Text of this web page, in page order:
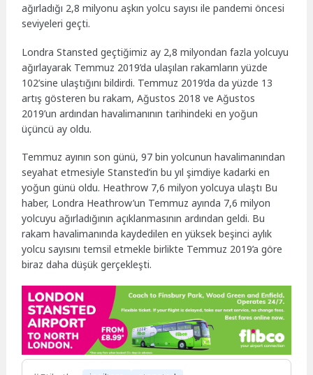
ağırladığı 2,8 milyonu aşkın yolcu sayısı ile pandemi öncesi
seviyeleri geçti.
Londra Stansted geçtiğimiz ay 2,8 milyondan fazla yolcuyu
ağırlayarak Temmuz 2019’da ulaşılan rakamların yüzde
102’sine ulaştığını bildirdi. Temmuz 2019’da da yüzde 13
artış gösteren bu rakam, Ağustos 2018 ve Ağustos
2019’un ardından havalimanının tarihindeki en yoğun
üçüncü ay oldu.
Temmuz ayının son günü, 97 bin yolcunun havalimanından
seyahat etmesiyle Stansted’in bu yıl şimdiye kadarki en
yoğun günü oldu. Heathrow 7,6 milyon yolcuya ulaştı Bu
haber, Londra Heathrow’un Temmuz ayında 7,6 milyon
yolcuyu ağırladığının açıklanmasının ardından geldi. Bu
rakam havalimanında kaydedilen en yüksek beşinci aylık
yolcu sayısını temsil etmekle birlikte Temmuz 2019’a göre
biraz daha düşük gerçekleşti.